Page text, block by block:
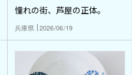
憧れの街、芦屋の正体。
兵庫県 2026/06/19